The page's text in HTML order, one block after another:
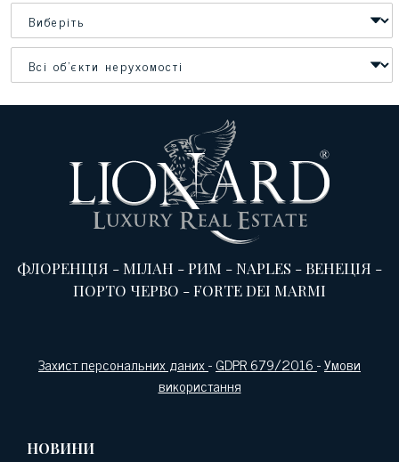
ФЛОРЕНЦІЯ -МІЛАН -РИМ -NAPLES -ВЕНЕЦІЯ -
ПОРТО ЧЕРВО -FORTE DEI MARMI
Захист персональних даних-GDPR 679/2016-Умови
використання
НОВИНИ